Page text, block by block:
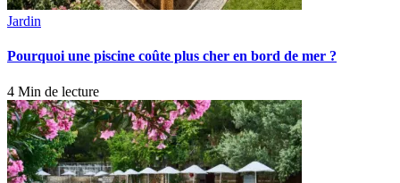
Jardin
Pourquoi une piscine coûte plus cher en bord de mer ?
4 Min de lecture